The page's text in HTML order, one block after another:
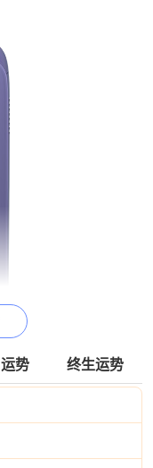
下全身家用脱毛器
势 终生运势